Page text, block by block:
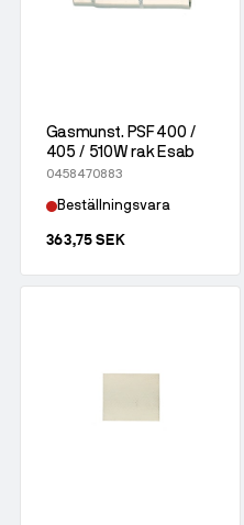
Gasmunst. PSF 400 /
405 / 510W rak Esab
0458470883
Beställningsvara
363,75 SEK